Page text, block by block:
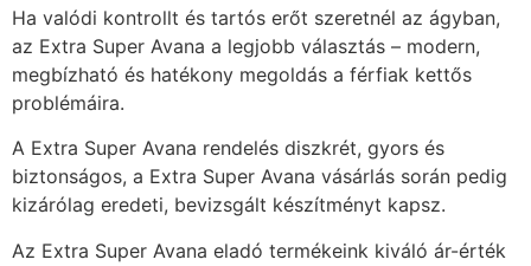
Ha valódi kontrollt és tartós erőt szeretnél az ágyban,
az Extra Super Avana a legjobb választás – modern,
megbízható és hatékony megoldás a férfiak kettős
problémáira.
A Extra Super Avana rendelés diszkrét, gyors és
biztonságos, a Extra Super Avana vásárlás során pedig
kizárólag eredeti, bevizsgált készítményt kapsz.
Az Extra Super Avana eladó termékeink kiváló ár-érték